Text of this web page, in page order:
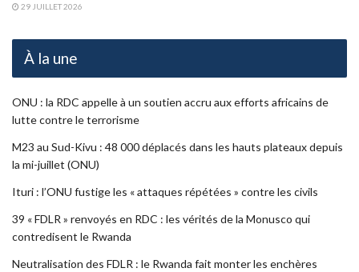
29 JUILLET 2026
À la une
ONU : la RDC appelle à un soutien accru aux efforts africains de
lutte contre le terrorisme
M23 au Sud-Kivu : 48 000 déplacés dans les hauts plateaux depuis
la mi-juillet (ONU)
Ituri : l’ONU fustige les « attaques répétées » contre les civils
39 « FDLR » renvoyés en RDC : les vérités de la Monusco qui
contredisent le Rwanda
Neutralisation des FDLR : le Rwanda fait monter les enchères